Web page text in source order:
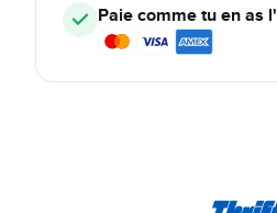
Paie comme tu en as